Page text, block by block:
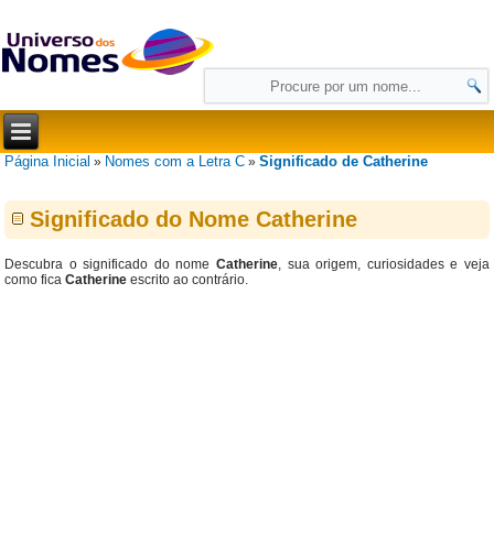
Página Inicial » Nomes com a Letra C »Significado de Catherine
Significado do Nome Catherine
Descubra o significado do nome Catherine, sua origem, curiosidades e veja
como ficaCatherine escrito ao contrário.